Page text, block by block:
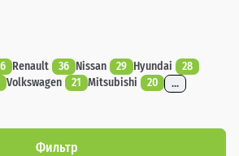
Renault 36 Nissan 29 Hyundai
28
Volkswagen 21 Mitsubishi 20 ...
Фильтр